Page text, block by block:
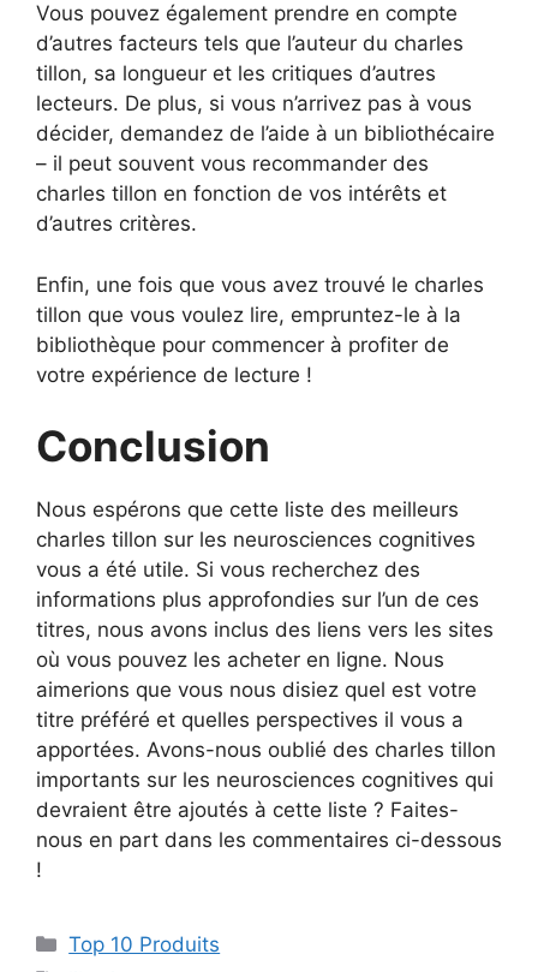
Vous pouvez également prendre en compte
d’autres facteurs tels que l’auteur du charles
tillon, sa longueur et les critiques d’autres
lecteurs. De plus, si vous n’arrivez pas à vous
décider, demandez de l’aide à un bibliothécaire
– il peut souvent vous recommander des
charles tillon en fonction de vos intérêts et
d’autres critères.
Enfin, une fois que vous avez trouvé le charles
tillon que vous voulez lire, empruntez-le à la
bibliothèque pour commencer à profiter de
votre expérience de lecture !
Conclusion
Nous espérons que cette liste des meilleurs
charles tillon sur les neurosciences cognitives
vous a été utile. Si vous recherchez des
informations plus approfondies sur l’un de ces
titres, nous avons inclus des liens vers les sites
où vous pouvez les acheter en ligne. Nous
aimerions que vous nous disiez quel est votre
titre préféré et quelles perspectives il vous a
apportées. Avons-nous oublié des charles tillon
importants sur les neurosciences cognitives qui
devraient être ajoutés à cette liste ? Faites-
nous en part dans les commentaires ci-dessous
!
Top 10 Produits